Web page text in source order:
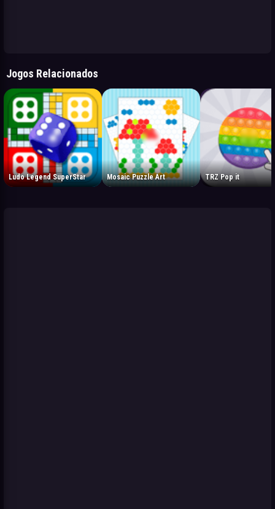
Jogos Relacionados
Ludo Legend SuperStar Mosaic Puzzle Art TRZ Pop it